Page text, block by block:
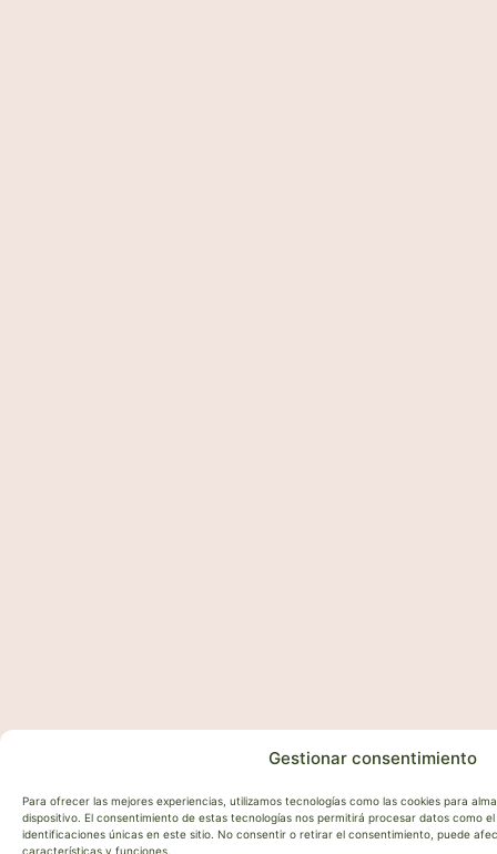
Gestionar consentimiento
Para ofrecer las mejores experiencias, utilizamos tecnologías como las cookies para
dispositivo. El consentimiento de estas tecnologías nos permitirá procesar datos como
identificaciones únicas en este sitio. No consentir o retirar el consentimiento, puede
características y funciones.